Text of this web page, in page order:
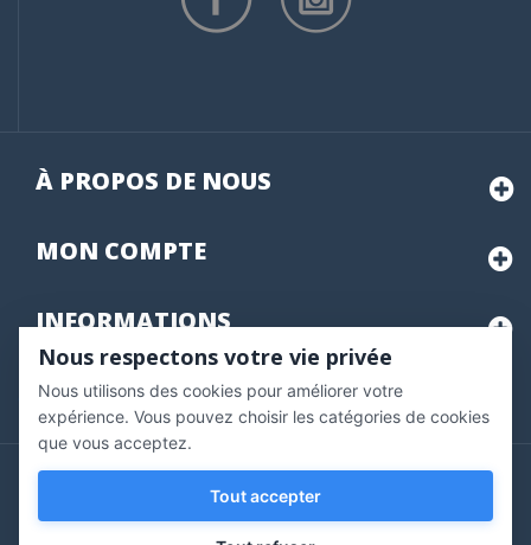
À PROPOS DE NOUS
MON COMPTE
INFORMATIONS
Marchand approuvé par la Société des Avis Garantis,
pour vérifier .
Copyright © 2020 Vernazobres Grego - tous droits
réservés.
Nous respectons votre vie privée
Nous utilisons des cookies pour améliorer votre
expérience. Vous pouvez choisir les catégories de cookies
que vous acceptez.
Tout accepter